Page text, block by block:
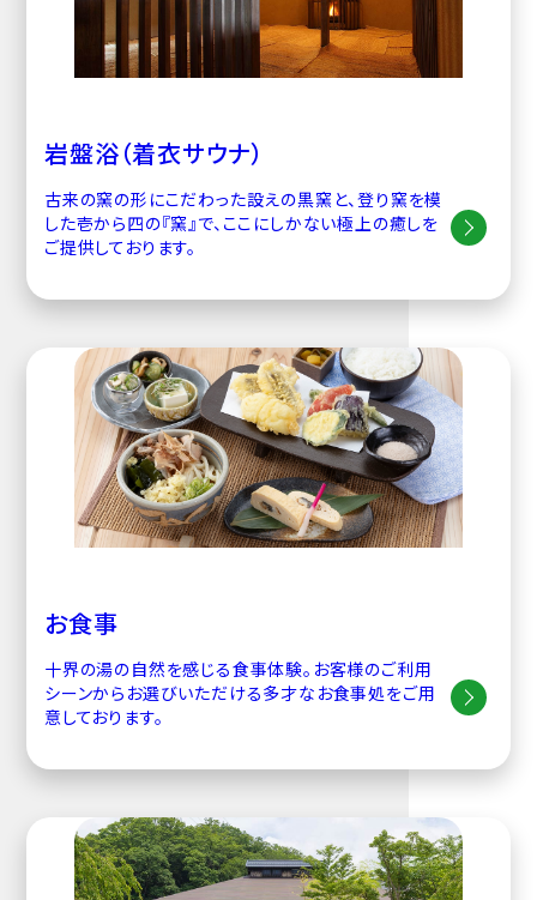
岩盤浴（着衣サウナ）
古来の窯の形にこだわった設えの黒窯と、登り窯を模
した壱から四の『窯』で、ここにしかない極上の癒しを
ご提供しております。
お食事
十界の湯の自然を感じる食事体験。お客様のご利用
シーンからお選びいただける多才なお食事処をご用
意しております。